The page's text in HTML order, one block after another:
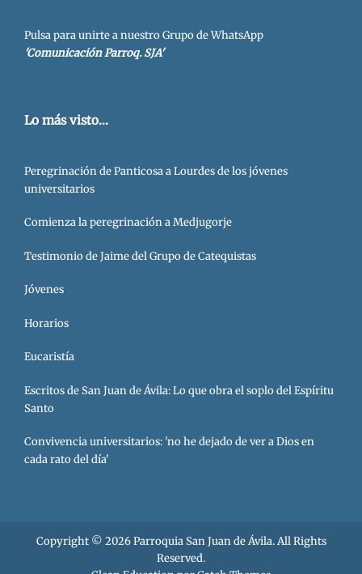
Pulsa para unirte a nuestro Grupo de WhatsApp
'Comunicación Parroq. SJA'
Lo más visto...
Peregrinación de Panticosa a Lourdes de los jóvenes
universitarios
Comienza la peregrinación a Medjugorje
Testimonio de Jaime del Grupo de Catequistas
Jóvenes
Horarios
Eucaristía
Escritos de San Juan de Ávila: Lo que obra el soplo del Espíritu
Santo
Convivencia universitarios: 'no he dejado de ver a Dios en
cada rato del día'
Copyright © 2026Parroquia San Juan de Ávila. All Rights
Reserved.